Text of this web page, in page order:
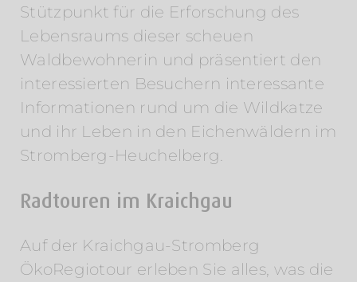
Stützpunkt für die Erforschung des
Lebensraums dieser scheuen
Waldbewohnerin und präsentiert den
interessierten Besuchern interessante
Informationen rund um die Wildkatze
und ihr Leben in den Eichenwäldern im
Stromberg-Heuchelberg.
Radtouren im Kraichgau
Auf der Kraichgau-Stromberg
ÖkoRegiotour erleben Sie alles, was die